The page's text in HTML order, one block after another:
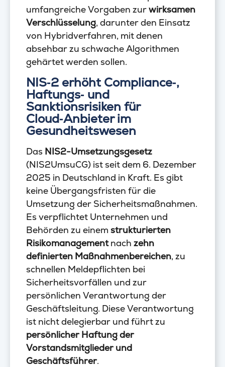
umfangreiche Vorgaben zurwirksamen
Verschlüsselung, darunter den Einsatz
von Hybridverfahren, mit denen
absehbar zu schwache Algorithmen
gehärtet werden sollen.
NIS‑2 erhöht Compliance‑,
Haftungs‑ und
Sanktionsrisiken für
Cloud‑Anbieter im
Gesundheitswesen
Das NIS2-Umsetzungsgesetz
(NIS2UmsuCG) ist seit dem 6. Dezember
2025 in Deutschland in Kraft. Es gibt
keine Übergangsfristen für die
Umsetzung der Sicherheitsmaßnahmen.
Es verpflichtet Unternehmen und
Behörden zu einem strukturierten
Risikomanagementnach zehn
definierten Maßnahmenbereichen, zu
schnellen Meldepflichten bei
Sicherheitsvorfällen und zur
persönlichen Verantwortung der
Geschäftsleitung. Diese Verantwortung
ist nicht delegierbar und führt zu
persönlicher Haftung der
Vorstandsmitglieder und
Geschäftsführer.